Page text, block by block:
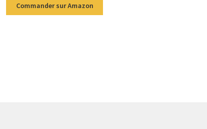
Commander sur Amazon